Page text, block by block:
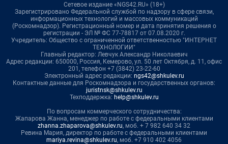
Сетевое издание «NGS42.RU» (18+)
Зарегистрировано Федеральной службой по надзору в сфере связи,
информационных технологий и массовых коммуникаций
(Роскомнадзор). Регистрационный номер и дата принятия решения о
регистрации - ЭЛ № ФС 77-78817 от 07.08.2020 г.
Учредитель: Общество с ограниченной ответственностью "ИНТЕРНЕТ
ТЕХНОЛОГИИ"
Главный редактор: Левчук Александр Николаевич
Адрес редакции: 650000, Россия, Кемерово, ул. 50 лет Октября, д. 11, офис
201, телефон +7 (3842) 23-22-60
Электронный адрес редакции: ngs42@shkulev.ru
Контактные данные для Роскомнадзора и государственных органов:
juristnsk@shkulev.ru
Техподдержка: help@shkulev.ru
По вопросам коммерческого сотрудничества:
Жапарова Жанна, менеджер по работе с федеральными клиентами
zhanna.zhaparova@shkulev.ru, моб. + 7 982 640 34 32
Ревина Мария, директор по работе с федеральными клиентами
mariya.revina@shkulev.ru, моб. +7 910 402 4056